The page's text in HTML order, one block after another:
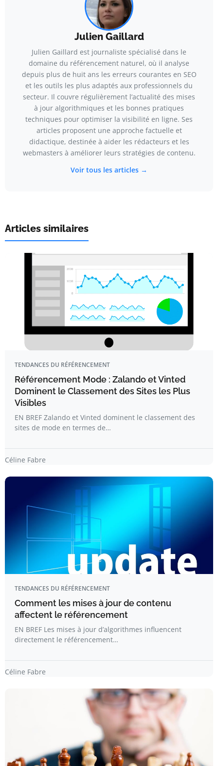
Julien Gaillard
Julien Gaillard est journaliste spécialisé dans le
domaine du référencement naturel, où il analyse
depuis plus de huit ans les erreurs courantes en SEO
et les outils les plus adaptés aux professionnels du
secteur. Il couvre régulièrement l’actualité des mises
à jour algorithmiques et les bonnes pratiques
techniques pour optimiser la visibilité en ligne. Ses
articles proposent une approche factuelle et
didactique, destinée à aider les rédacteurs et les
webmasters à améliorer leurs stratégies de contenu.
Voir tous les articles →
Articles similaires
TENDANCES DU RÉFÉRENCEMENT
Référencement Mode : Zalando et Vinted
Dominent le Classement des Sites les Plus
Visibles
EN BREF Zalando et Vinted dominent le classement des
sites de mode en termes de…
Céline Fabre
TENDANCES DU RÉFÉRENCEMENT
Comment les mises à jour de contenu
affectent le référencement
EN BREF Les mises à jour d’algorithmes influencent
directement le référencement…
Céline Fabre